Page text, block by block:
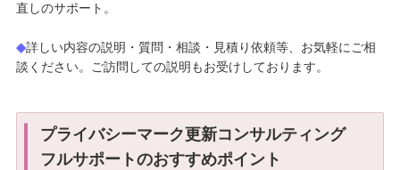
直しのサポート。
◆詳しい内容の説明・質問・相談・見積り依頼等、お気軽にご相
談ください。ご訪問しての説明もお受けしております。
プライバシーマーク更新コンサルティング
フルサポートのおすすめポイント